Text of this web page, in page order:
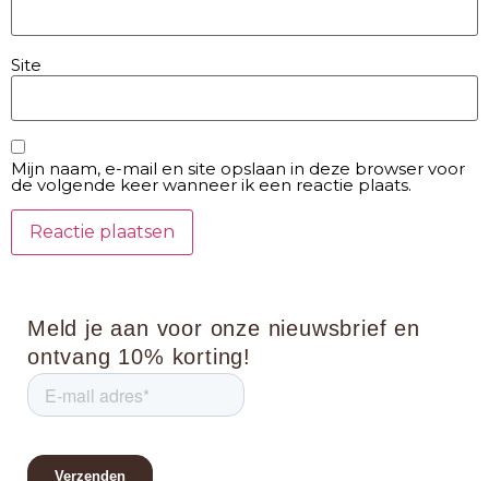
Site
Mijn naam, e-mail en site opslaan in deze browser voor
de volgende keer wanneer ik een reactie plaats.
Meld je aan voor onze nieuwsbrief en
ontvang 10% korting!